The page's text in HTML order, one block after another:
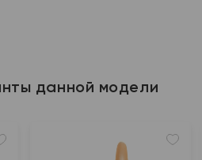
данной модели